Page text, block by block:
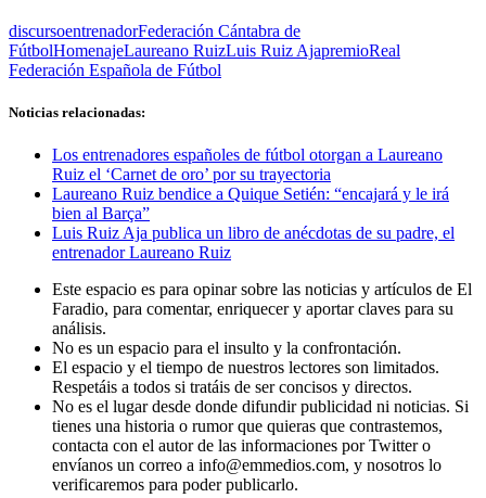
discursoentrenadorFederación Cántabra de
FútbolHomenajeLaureano RuizLuis Ruiz AjapremioReal
Federación Española de Fútbol
Noticias relacionadas:
Los entrenadores españoles de fútbol otorgan a Laureano
Ruiz el ‘Carnet de oro’ por su trayectoria
Laureano Ruiz bendice a Quique Setién: “encajará y le irá
bien al Barça”
Luis Ruiz Aja publica un libro de anécdotas de su padre, el
entrenador Laureano Ruiz
Este espacio es para opinar sobre las noticias y artículos de El
Faradio, para comentar, enriquecer y aportar claves para su
análisis.
No es un espacio para el insulto y la confrontación.
El espacio y el tiempo de nuestros lectores son limitados.
Respetáis a todos si tratáis de ser concisos y directos.
No es el lugar desde donde difundir publicidad ni noticias. Si
tienes una historia o rumor que quieras que contrastemos,
contacta con el autor de las informaciones por Twitter o
envíanos un correo a info@emmedios.com, y nosotros lo
verificaremos para poder publicarlo.